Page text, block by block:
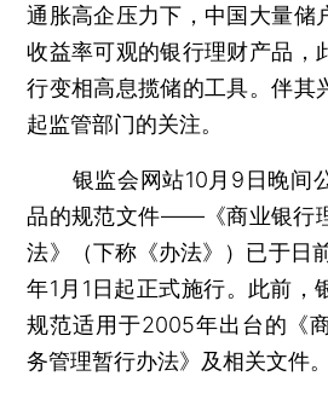
通胀高企压力下，中国大量储
收益率可观的银行理财产品，
行变相高息揽储的工具。伴其
起监管部门的关注。
银监会网站10月9日晚间
品的规范文件——《商业银行
法》（下称《办法》）已于日
年1月1日起正式施行。此前，
规范适用于2005年出台的《
务管理暂行办法》及相关文件。